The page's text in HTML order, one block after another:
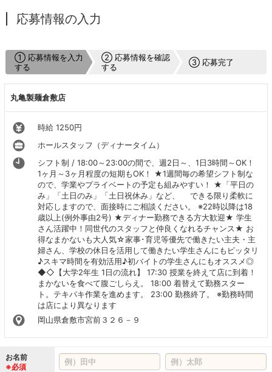
応募情報の入力
① 応募情報を入力
する
② 応募情報を確認
する
③ 応募完了
丸亀製麺倉敷店
時給 1250円
ホールスタッフ（ディナータイム）
シフト制 / 18:00～23:00の間で、週2日～、1日3時間～OK！
1ヶ月～3ヶ月程度の短期もOK！ ★1週間毎の希望シフト制な
ので、学業やプライベートの予定も組みやすい！ ★「平日の
み」「土日のみ」「土日祝休み」など、 できる限り柔軟に
対応しますので、面接時にご相談ください。 ※22時以降は18
歳以上(例外事由2号) ★ディナー勤務できる方大歓迎★ 学生
さん活躍中！同世代のスタッフと仲良くなれるチャンス★ お
得なまかないも大人気☆家事･育児等優先で働きたい主夫・主
婦さん、学校の休日を活用して働きたい学生さんにもピッタリ
♪スキマ時間を有効活用♪初バイトの学生さんにもオススメ◎
◆◇【大学2年生 1日の流れ】 17:30 授業を終えて店に到着！
まかないを食べて腹ごしらえ。 18:00 着替えて勤務スター
ト。テキパキ作業を進めます。 23:00 勤務終了。 ※勤務時間
は店により異なります
岡山県倉敷市宮前３２６－９
お名前
※必須